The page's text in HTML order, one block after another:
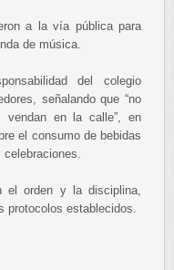
a la vía pública para
de música.
del colegio
señalando que “no
vendan en la calle”, en
el consumo de bebidas
el orden y la disciplina,
protocolos establecidos.